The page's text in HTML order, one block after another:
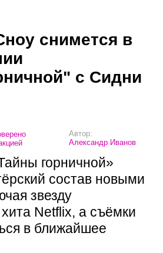
снимется в
с Сидни
Автор:
Александр Иванов
горничной»
состав новыми
звезду
Netflix, а съёмки
в ближайшее